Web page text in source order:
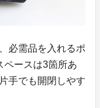
必需品を入れるポ
ペースは3箇所あ
手でも開閉しやす